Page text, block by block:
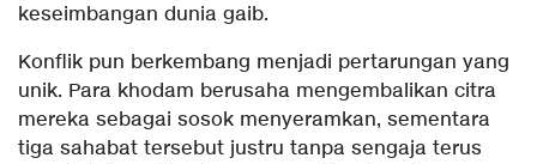
keseimbangan dunia gaib.
Konflik pun berkembang menjadi pertarungan yang
unik. Para khodam berusaha mengembalikan citra
mereka sebagai sosok menyeramkan, sementara
tiga sahabat tersebut justru tanpa sengaja terus